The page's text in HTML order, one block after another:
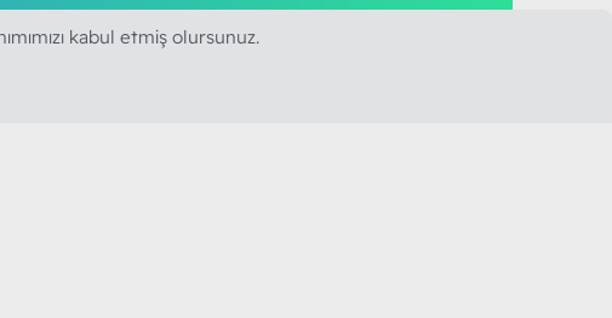
kabul etmiş olursunuz.